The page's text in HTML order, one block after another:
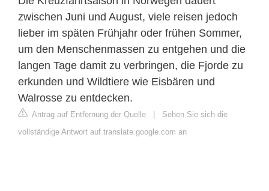
zwischen Juni und August, viele reisen jedoch
lieber im späten Frühjahr oder frühen Sommer,
um den Menschenmassen zu entgehen und die
langen Tage damit zu verbringen, die Fjorde zu
erkunden und Wildtiere wie Eisbären und
Walrosse zu entdecken.
Antrag auf Entfernung der Quelle | Sehen Sie sich die
vollständige Antwort auf translate.google.com an